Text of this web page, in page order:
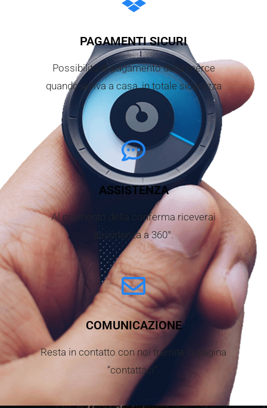
PAGAMENTI SICURI
Possibilità di pagamento della merce
quando arriva a casa, in totale sicurezza
ASSISTENZA
Al momento della conferma riceverai
assistenza a 360°.
COMUNICAZIONE
Resta in contatto con noi tramite la pagina
“contattaci”.